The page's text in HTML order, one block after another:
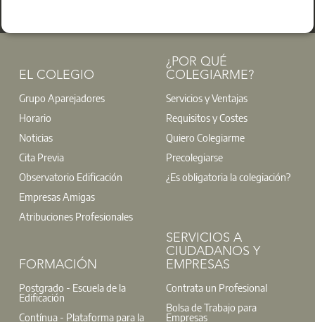
EL COLEGIO
Grupo Aparejadores
Horario
Noticias
Cita Previa
Observatorio Edificación
Empresas Amigas
Atribuciones Profesionales
¿POR QUÉ
COLEGIARME?
Servicios y Ventajas
Requisitos y Costes
Quiero Colegiarme
Precolegiarse
¿Es obligatoria la colegiación?
FORMACIÓN
Postgrado - Escuela de la
Edificación
Contínua - Plataforma para la
SERVICIOS A
CIUDADANOS Y
EMPRESAS
Contrata un Profesional
Bolsa de Trabajo para
Empresas